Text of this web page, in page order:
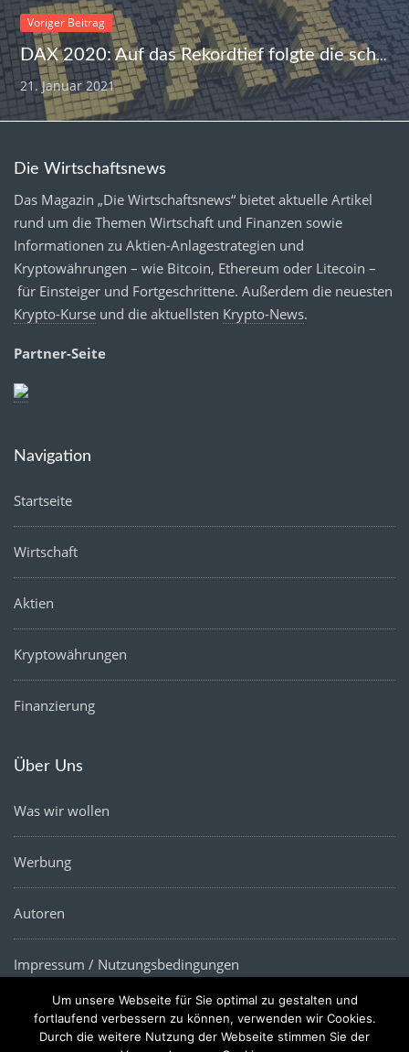
Voriger Beitrag
DAX 2020: Auf das Rekordtief folgte die schnelle Erholung
21. Januar 2021
Die Wirtschaftsnews
Das Magazin „Die Wirtschaftsnews“ bietet aktuelle Artikel
rund um die Themen Wirtschaft und Finanzen sowie
Informationen zu Aktien-Anlagestrategien und
Kryptowährungen – wie Bitcoin, Ethereum oder Litecoin –
für Einsteiger und Fortgeschrittene. Außerdem die neuesten
Krypto-Kurse und die aktuellsten Krypto-News.
Partner-Seite
Navigation
Startseite
Wirtschaft
Aktien
Kryptowährungen
Finanzierung
Über Uns
Was wir wollen
Werbung
Autoren
Impressum / Nutzungsbedingungen
Datenschutz
Um unsere Webseite für Sie optimal zu gestalten und
fortlaufend verbessern zu können, verwenden wir Cookies.
Durch die weitere Nutzung der Webseite stimmen Sie der